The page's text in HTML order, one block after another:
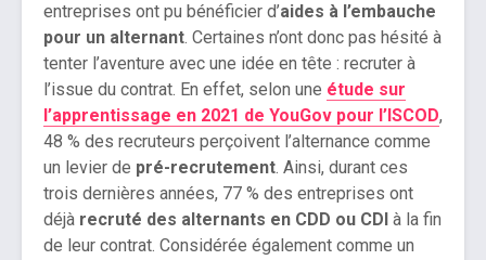
entreprises ont pu bénéficier d’aides à l’embauche
pour un alternant. Certaines n’ont donc pas hésité à
tenter l’aventure avec une idée en tête : recruter à
l’issue du contrat. En effet, selon une étude sur
l’apprentissage en 2021 de YouGov pour l’ISCOD,
48 % des recruteurs perçoivent l’alternance comme
un levier de pré-recrutement. Ainsi, durant ces
trois dernières années, 77 % des entreprises ont
déjà recruté des alternants en CDD ou CDI à la fin
de leur contrat. Considérée également comme un